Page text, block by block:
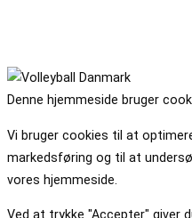
Denne hjemmeside bruger
Vi bruger cookies til at
markedsføring og til at
vores hjemmeside.
Ved at trykke "Accepter" giver